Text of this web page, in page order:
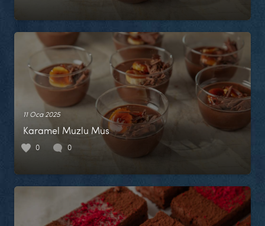
11 Oca 2025
Karamel Muzlu Mus
0 0